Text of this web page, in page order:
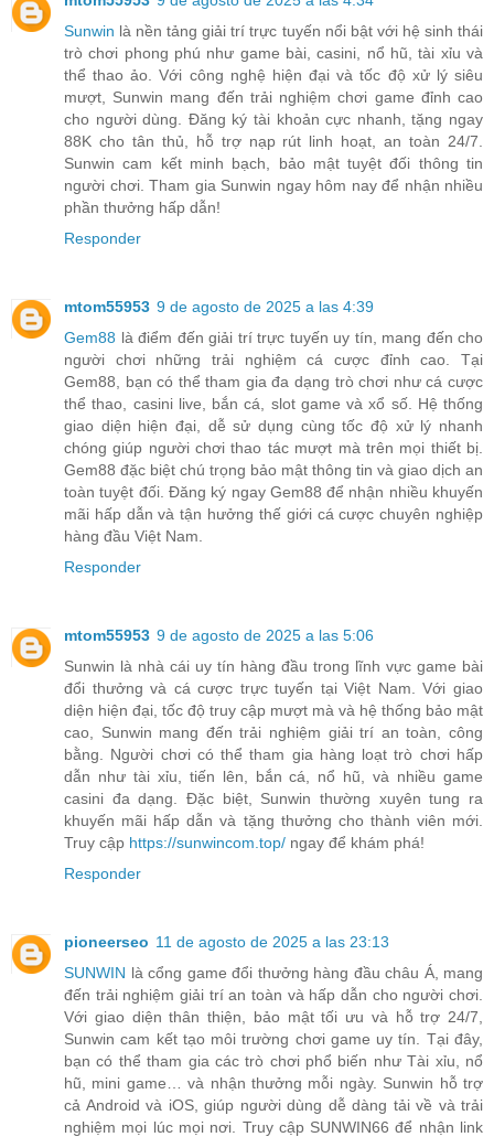
Sunwin là nền tảng giải trí trực tuyến nổi bật với hệ sinh thái
trò chơi phong phú như game bài, casini, nổ hũ, tài xỉu và
thể thao ảo. Với công nghệ hiện đại và tốc độ xử lý siêu
mượt, Sunwin mang đến trải nghiệm chơi game đỉnh cao
cho người dùng. Đăng ký tài khoản cực nhanh, tặng ngay
88K cho tân thủ, hỗ trợ nạp rút linh hoạt, an toàn 24/7.
Sunwin cam kết minh bạch, bảo mật tuyệt đối thông tin
người chơi. Tham gia Sunwin ngay hôm nay để nhận nhiều
phần thưởng hấp dẫn!
Responder
mtom55953 9 de agosto de 2025 a las 4:39
Gem88 là điểm đến giải trí trực tuyến uy tín, mang đến cho
người chơi những trải nghiệm cá cược đỉnh cao. Tại
Gem88, bạn có thể tham gia đa dạng trò chơi như cá cược
thể thao, casini live, bắn cá, slot game và xổ số. Hệ thống
giao diện hiện đại, dễ sử dụng cùng tốc độ xử lý nhanh
chóng giúp người chơi thao tác mượt mà trên mọi thiết bị.
Gem88 đặc biệt chú trọng bảo mật thông tin và giao dịch an
toàn tuyệt đối. Đăng ký ngay Gem88 để nhận nhiều khuyến
mãi hấp dẫn và tận hưởng thế giới cá cược chuyên nghiệp
hàng đầu Việt Nam.
Responder
mtom55953 9 de agosto de 2025 a las 5:06
Sunwin là nhà cái uy tín hàng đầu trong lĩnh vực game bài
đổi thưởng và cá cược trực tuyến tại Việt Nam. Với giao
diện hiện đại, tốc độ truy cập mượt mà và hệ thống bảo mật
cao, Sunwin mang đến trải nghiệm giải trí an toàn, công
bằng. Người chơi có thể tham gia hàng loạt trò chơi hấp
dẫn như tài xỉu, tiến lên, bắn cá, nổ hũ, và nhiều game
casini đa dạng. Đặc biệt, Sunwin thường xuyên tung ra
khuyến mãi hấp dẫn và tặng thưởng cho thành viên mới.
Truy cập https://sunwincom.top/ ngay để khám phá!
Responder
pioneerseo 11 de agosto de 2025 a las 23:13
SUNWIN là cổng game đổi thưởng hàng đầu châu Á, mang
đến trải nghiệm giải trí an toàn và hấp dẫn cho người chơi.
Với giao diện thân thiện, bảo mật tối ưu và hỗ trợ 24/7,
Sunwin cam kết tạo môi trường chơi game uy tín. Tại đây,
bạn có thể tham gia các trò chơi phổ biến như Tài xỉu, nổ
hũ, mini game… và nhận thưởng mỗi ngày. Sunwin hỗ trợ
cả Android và iOS, giúp người dùng dễ dàng tải về và trải
nghiệm mọi lúc mọi nơi. Truy cập SUNWIN66 để nhận link